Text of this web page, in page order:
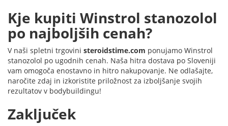
Kje kupiti Winstrol stanozolol
po najboljših cenah?
V naši spletni trgovini steroidstime.com ponujamo Winstrol
stanozolol po ugodnih cenah. Naša hitra dostava po Sloveniji
vam omogoča enostavno in hitro nakupovanje. Ne odlašajte,
naročite zdaj in izkoristite priložnost za izboljšanje svojih
rezultatov v bodybuildingu!
Zaključek